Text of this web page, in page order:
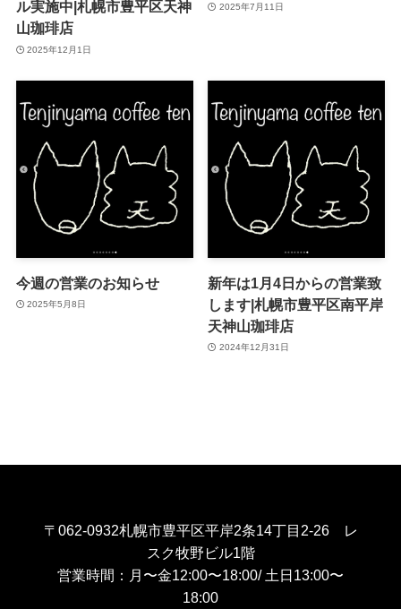
ル実施中|札幌市豊平区天神
山珈琲店
2025年12月1日
2025年7月11日
今週の営業のお知らせ
2025年5月8日
新年は1月4日からの営業致
します|札幌市豊平区南平岸
天神山珈琲店
2024年12月31日
〒062-0932札幌市豊平区平岸2条14丁目2-26 レ
スク牧野ビル1階
営業時間：月〜金12:00〜18:00/ 土日13:00〜
18:00